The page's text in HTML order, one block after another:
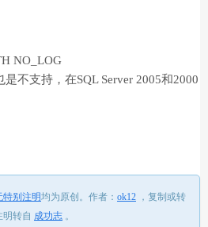
NO_LOG
是不支持，在SQL Server 2005和2000
特别注明均为原创。 作者： ok12 ， 复制或转
明转自 成功志 。